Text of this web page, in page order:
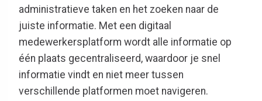
administratieve taken en het zoeken naar de
juiste informatie. Met een digitaal
medewerkersp latform wordt alle informatie op
één plaats gecentraliseerd, waardoor je snel
informatie vindt en niet meer tussen
verschillende platformen moet navigeren.